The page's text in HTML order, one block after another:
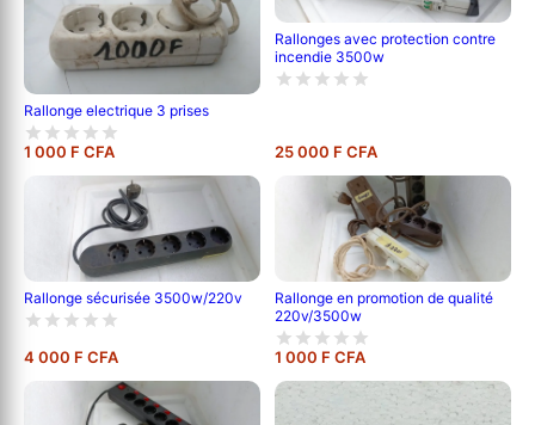
Rallonge electrique 3 prises
1 000 F CFA
Rallonges avec protection contre
incendie 3500w
25 000 F CFA
Rallonge sécurisée 3500w/220v
4 000 F CFA
Rallonge en promotion de qualité
220v/3500w
1 000 F CFA